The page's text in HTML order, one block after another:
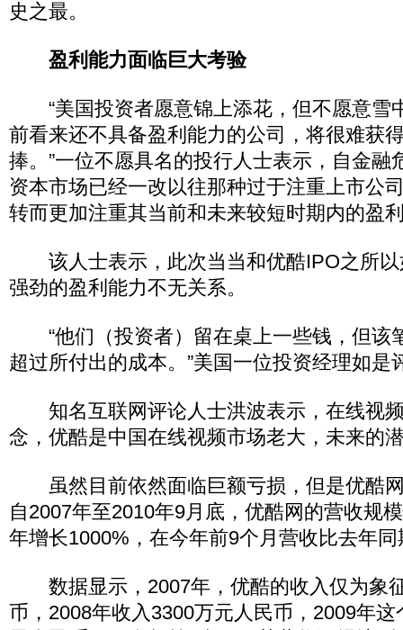
史之最。
盈利能力面临巨大考验
“美国投资者愿意锦上添花，但不愿意雪
前看来还不具备盈利能力的公司，将很难获
捧。”一位不愿具名的投行人士表示，自金融
资本市场已经一改以往那种过于注重上市公
转而更加注重其当前和未来较短时期内的盈
该人士表示，此次当当和优酷IPO之所以
强劲的盈利能力不无关系。
“他们（投资者）留在桌上一些钱，但该
超过所付出的成本。”美国一位投资经理如是
知名互联网评论人士洪波表示，在线视
念，优酷是中国在线视频市场老大，未来的
虽然目前依然面临巨额亏损，但是优酷
自2007年至2010年9月底，优酷网的营收规
年增长1000%，在今年前9个月营收比去年
数据显示，2007年，优酷的收入仅为象
币，2008年收入3300万元人民币，2009年